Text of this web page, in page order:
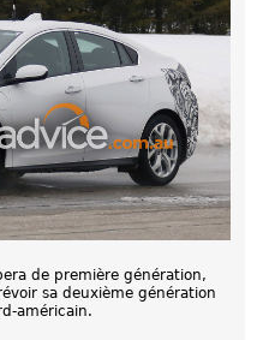
de première génération,
sa deuxième génération
américain.